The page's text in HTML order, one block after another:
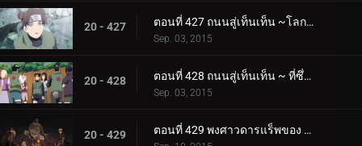
20 - 427 ตอนที่ 427 ถนนสู่เท็นเท็น ~โลกแห่งความฝัน
Sep. 03, 2015
20 - 428 ตอนที่ 428 ถนนสู่เท็นเท็น ~ ที่ซึ่งเท็นเท็นอยู่
Sep. 03, 2015
20 - 429 ตอนที่ 429 พงศาวดารแร็พของ Killer Bee: Scroll of Heaven